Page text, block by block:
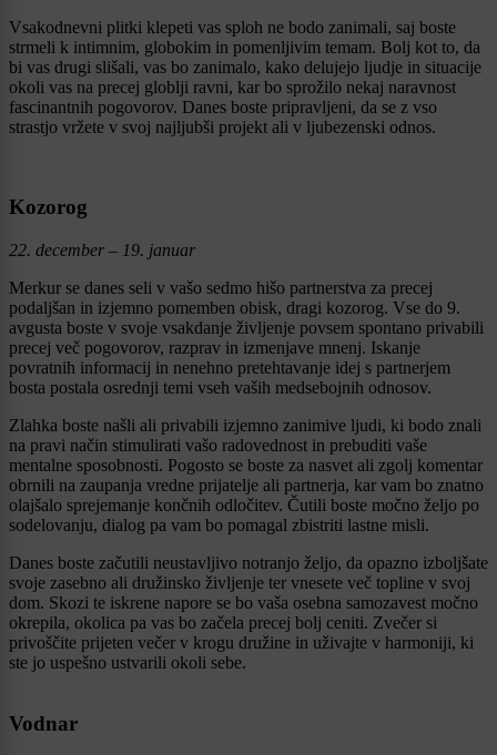
Vsakodnevni plitki klepeti vas sploh ne bodo zanimali, saj boste
strmeli k intimnim, globokim in pomenljivim temam. Bolj kot to, da
bi vas drugi slišali, vas bo zanimalo, kako delujejo ljudje in situacije
okoli vas na precej globlji ravni, kar bo sprožilo nekaj naravnost
fascinantnih pogovorov. Danes boste pripravljeni, da se z vso
strastjo vržete v svoj najljubši projekt ali v ljubezenski odnos.
Kozorog
22. december – 19. januar
Merkur se danes seli v vašo sedmo hišo partnerstva za precej
podaljšan in izjemno pomemben obisk, dragi kozorog. Vse do 9.
avgusta boste v svoje vsakdanje življenje povsem spontano privabili
precej več pogovorov, razprav in izmenjave mnenj. Iskanje
povratnih informacij in nenehno pretehtavanje idej s partnerjem
bosta postala osrednji temi vseh vaših medsebojnih odnosov.
Zlahka boste našli ali privabili izjemno zanimive ljudi, ki bodo znali
na pravi način stimulirati vašo radovednost in prebuditi vaše
mentalne sposobnosti. Pogosto se boste za nasvet ali zgolj komentar
obrnili na zaupanja vredne prijatelje ali partnerja, kar vam bo znatno
olajšalo sprejemanje končnih odločitev. Čutili boste močno željo po
sodelovanju, dialog pa vam bo pomagal zbistriti lastne misli.
Danes boste začutili neustavljivo notranjo željo, da opazno izboljšate
svoje zasebno ali družinsko življenje ter vnesete več topline v svoj
dom. Skozi te iskrene napore se bo vaša osebna samozavest močno
okrepila, okolica pa vas bo začela precej bolj ceniti. Zvečer si
privoščite prijeten večer v krogu družine in uživajte v harmoniji, ki
ste jo uspešno ustvarili okoli sebe.
Vodnar